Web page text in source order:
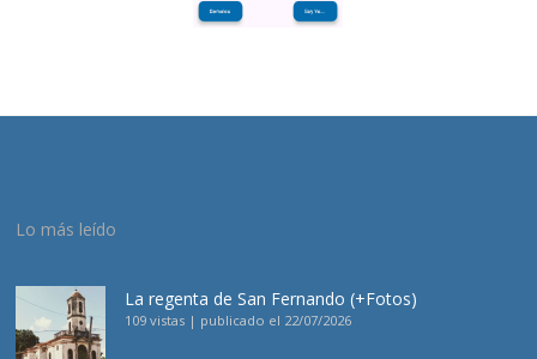
Lo más leído
La regenta de San Fernando (+Fotos)
109 vistas | publicado el 22/07/2026